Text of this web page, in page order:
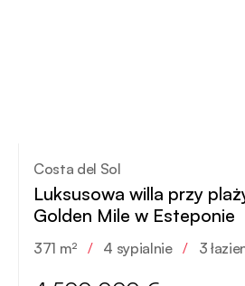
Costa del Sol
Luksusowa willa przy
Golden Mile w Esteponie
371 m² / 4 sypialnie / 3